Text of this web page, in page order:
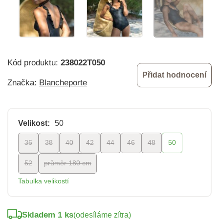
Kód produktu: 238022T050
Značka: Blancheporte
Přidat hodnocení
Velikost: 50
36 38 40 42 44 46 48 50
52 průměr 180 cm
Tabulka velikostí
Skladem 1 ks(odesíláme zítra)